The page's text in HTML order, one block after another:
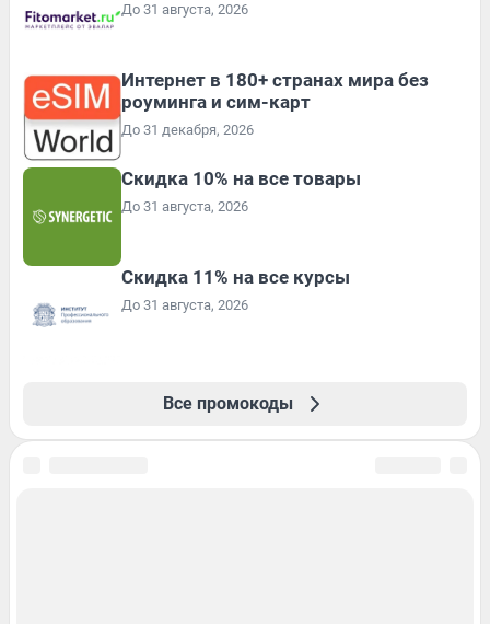
До 31 августа, 2026
Интернет в 180+ странах мира без
роуминга и сим-карт
До 31 декабря, 2026
Скидка 10% на все товары
До 31 августа, 2026
Скидка 11% на все курсы
До 31 августа, 2026
Все промокоды